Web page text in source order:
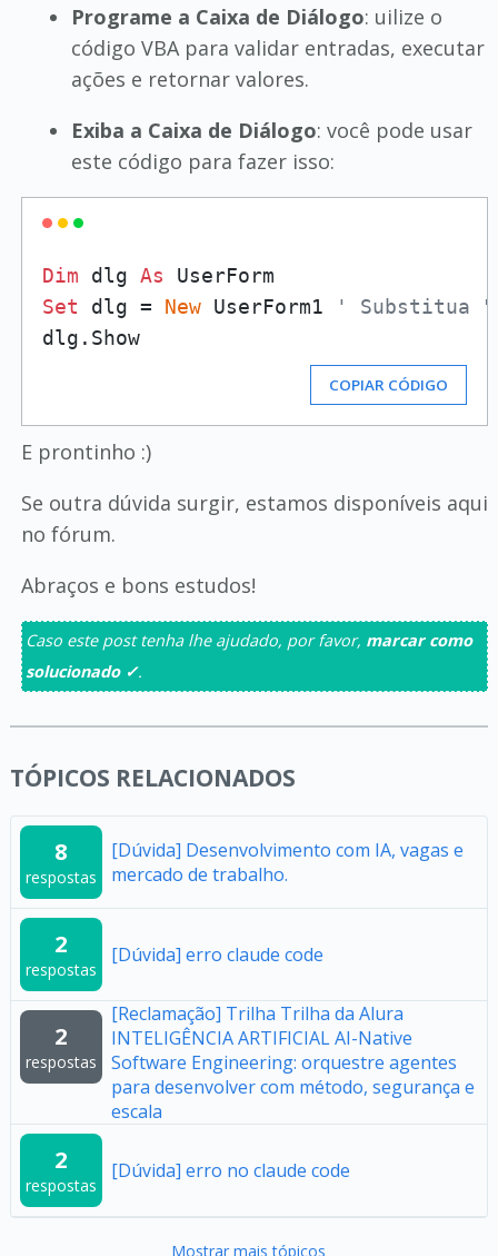
Programe a Caixa de Diálogo: uilize o
código VBA para validar entradas, executar
ações e retornar valores.
Exiba a Caixa de Diálogo: você pode usar
este código para fazer isso:
Dim dlg As
Set dlg = New UserForm1
' Substitua
dlg.Show
COPIAR CÓDIGO
E prontinho :)
Se outra dúvida surgir, estamos disponíveis aqui
no fórum.
Abraços e bons estudos!
Caso este post tenha lhe ajudado, por favor, marcar como
solucionado ✓.
TÓPICOS RELACIONADOS
8
respostas
[Dúvida] Desenvolvimento com IA, vagas e
mercado de trabalho.
2
respostas
[Dúvida] erro claude code
2
respostas
[Reclamação] Trilha Trilha da Alura
INTELIGÊNCIA ARTIFICIAL AI-Native
Software Engineering: orquestre agentes
para desenvolver com método, segurança e
escala
2
respostas
[Dúvida] erro no claude code
Mostrar mais tópicos